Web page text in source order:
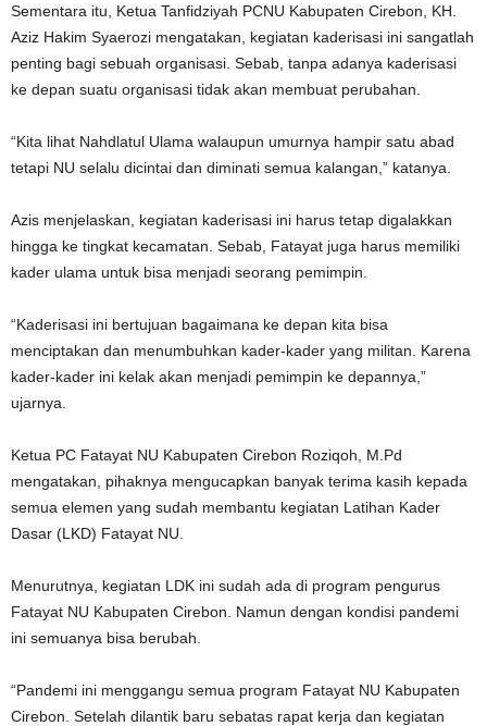
Sementara itu, Ketua Tanfidziyah PCNU Kabupaten Cirebon, KH.
Aziz Hakim Syaerozi mengatakan, kegiatan kaderisasi ini sangatlah
penting bagi sebuah organisasi. Sebab, tanpa adanya kaderisasi
ke depan suatu organisasi tidak akan membuat perubahan.
“Kita lihat Nahdlatul Ulama walaupun umurnya hampir satu abad
tetapi NU selalu dicintai dan diminati semua kalangan,” katanya.
Azis menjelaskan, kegiatan kaderisasi ini harus tetap digalakkan
hingga ke tingkat kecamatan. Sebab, Fatayat juga harus memiliki
kader ulama untuk bisa menjadi seorang pemimpin.
“Kaderisasi ini bertujuan bagaimana ke depan kita bisa
menciptakan dan menumbuhkan kader-kader yang militan. Karena
kader-kader ini kelak akan menjadi pemimpin ke depannya,”
ujarnya.
Ketua PC Fatayat NU Kabupaten Cirebon Roziqoh, M.Pd
mengatakan, pihaknya mengucapkan banyak terima kasih kepada
semua elemen yang sudah membantu kegiatan Latihan Kader
Dasar (LKD) Fatayat NU.
Menurutnya, kegiatan LDK ini sudah ada di program pengurus
Fatayat NU Kabupaten Cirebon. Namun dengan kondisi pandemi
ini semuanya bisa berubah.
“Pandemi ini menggangu semua program Fatayat NU Kabupaten
Cirebon. Setelah dilantik baru sebatas rapat kerja dan kegiatan